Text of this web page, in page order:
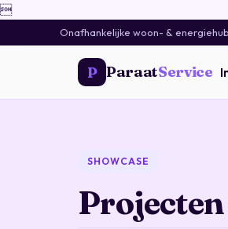

Onafhankelijke woon- & energiehub
P ParaatService
SHOWCASE